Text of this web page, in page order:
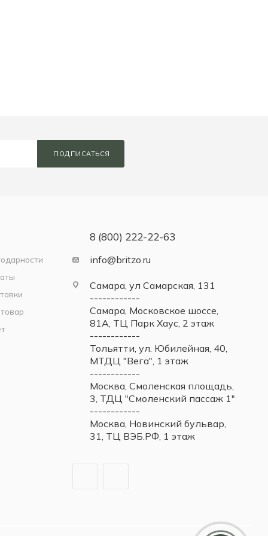
ПОДПИСАТЬСЯ
8 (800) 222-22-63
info@britzo.ru
Самара, ул Самарская, 131
------------
Самара, Московское шоссе,
81А, ТЦ Парк Хаус, 2 этаж
------------
Тольятти, ул. Юбилейная, 40,
МТДЦ "Вега", 1 этаж
------------
Москва, Смоленская площадь,
3, ТДЦ "Смоленский пассаж 1"
------------
Москва, Новинский бульвар,
31, ТЦ ВЭБ.РФ, 1 этаж